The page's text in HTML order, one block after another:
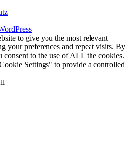
to give you the most relevant
your preferences and repeat visits. By
to the use of ALL the cookies.
Settings" to provide a controlled